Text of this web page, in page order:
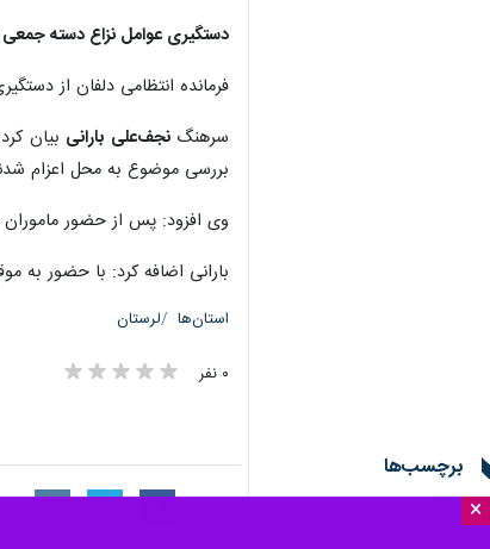
×
دستگیری عوامل نزاع دسته جمعی
فرمانده انتظامی دلفان از
سرهنگنجف‌علی بارانی
بررسی موضوع به محل اعزام
وی افزود: پس از حضور
بارانی اضافه کرد: با حضور به
استان‌ها لرستان
۰ نفر
برچسب‌ها
سرقت